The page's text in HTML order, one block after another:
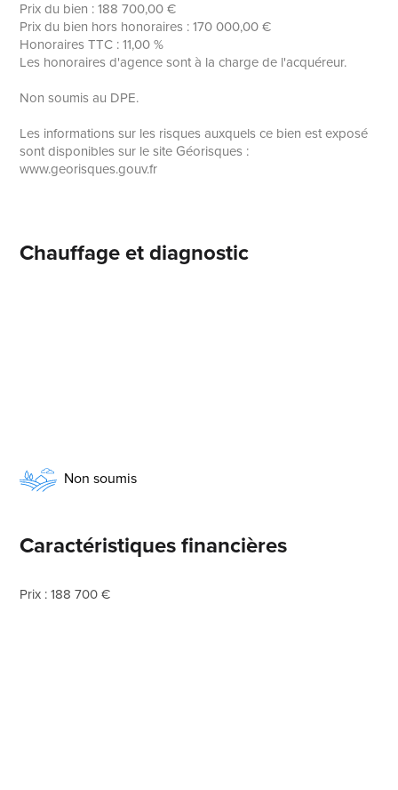
Prix du bien : 188 700,00 €
Prix du bien hors honoraires : 170 000,00 €
Honoraires TTC : 11,00 %
Les honoraires d'agence sont à la charge de l'acquéreur.
Non soumis au DPE.
Les informations sur les risques auxquels ce bien est exposé
sont disponibles sur le site Géorisques :
www.georisques.gouv.fr
Chauffage et diagnostic
Non soumis
Caractéristiques financières
Prix : 188 700 €